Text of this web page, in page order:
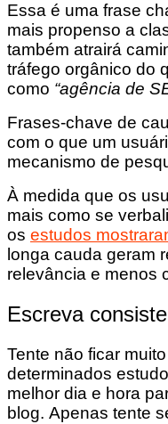
Essa é uma frase
mais propenso a
também atrairá
tráfego orgânico do
como “agência de
Frases-chave de
com o que um
mecanismo de
À medida que os
mais como se
os estudos
longa cauda geram
relevância e menos
Escreva
Tente não ficar
determinados
melhor dia e hora
blog. Apenas tente